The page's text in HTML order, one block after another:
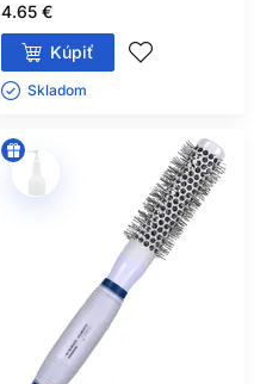
4.65 €
Kúpiť
Skladom ㅤ